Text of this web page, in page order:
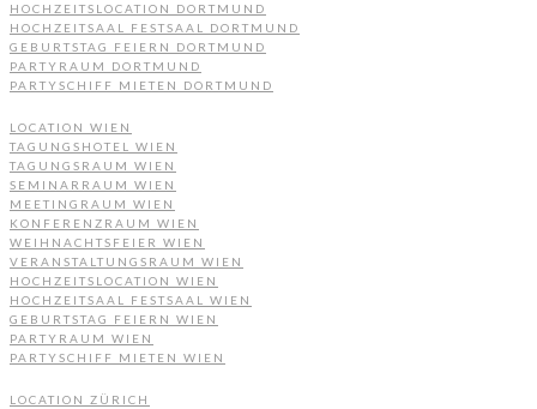
HOCHZEITSLOCATION DORTMUND
HOCHZEITSAAL FESTSAAL DORTMUND
GEBURTSTAG FEIERN DORTMUND
PARTYRAUM DORTMUND
PARTYSCHIFF MIETEN DORTMUND
LOCATION WIEN
TAGUNGSHOTEL WIEN
TAGUNGSRAUM WIEN
SEMINARRAUM WIEN
MEETINGRAUM WIEN
KONFERENZRAUM WIEN
WEIHNACHTSFEIER WIEN
VERANSTALTUNGSRAUM WIEN
HOCHZEITSLOCATION WIEN
HOCHZEITSAAL FESTSAAL WIEN
GEBURTSTAG FEIERN WIEN
PARTYRAUM WIEN
PARTYSCHIFF MIETEN WIEN
LOCATION ZÜRICH